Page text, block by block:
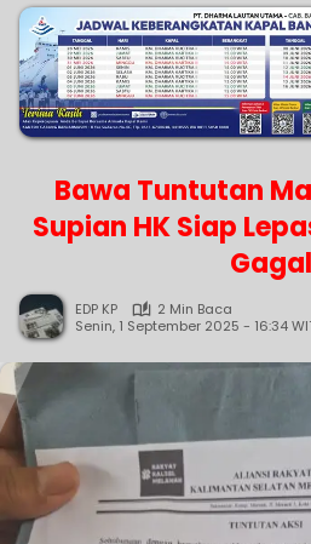
Bawa Tuntutan
Supian HK Siap
Gagal
EDP KP
2 Min Baca
Senin, 1 September 2025 - 16:34